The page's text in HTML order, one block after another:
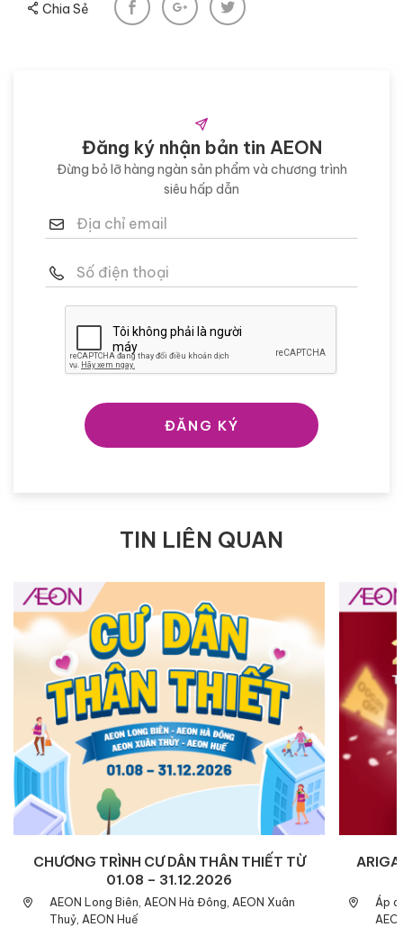
Chia Sẻ
Đăng ký nhận bản tin AEON
Đừng bỏ lỡ hàng ngàn sản phẩm và chương trình
siêu hấp dẫn
ĐĂNG KÝ
TIN LIÊN QUAN
CHƯƠNG TRÌNH CƯ DÂN THÂN THIẾT TỪ
01.08 – 31.12.2026
AEON Long Biên, AEON Hà Đông, AEON Xuân
Thuỷ, AEON Huế
Áp